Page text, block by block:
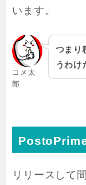
います。
コメ太
郎
つまり
うわけ
リリースして